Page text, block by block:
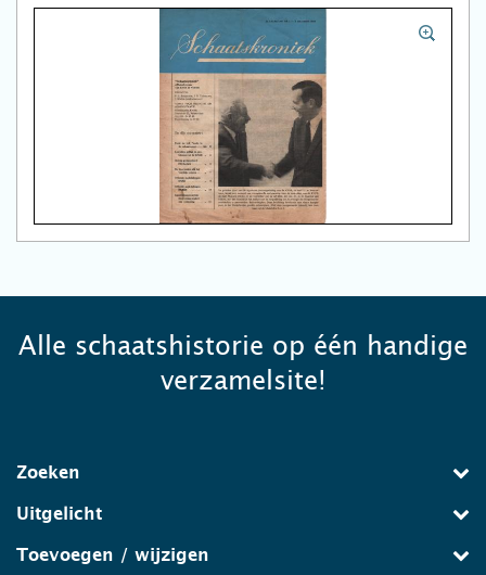
Alle schaatshistorie op één handige
verzamelsite!
Zoeken
Uitgelicht
Toevoegen / wijzigen